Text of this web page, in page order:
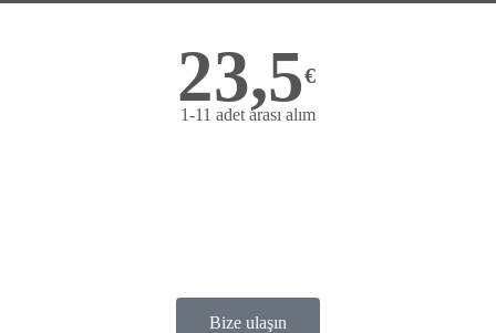
23,5€
1-11 adet arası alım
Bize ulaşın